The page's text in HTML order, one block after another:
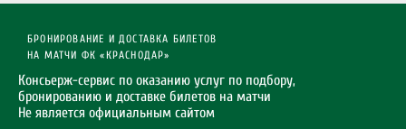
БРОНИРОВАНИЕ И ДОСТАВКА БИЛЕТОВ
НА МАТЧИ ФК «КРАСНОДАР»
Консьерж-сервис по оказанию услуг по подбору,
бронированию и доставке билетов на матчи
Не является официальным сайтом